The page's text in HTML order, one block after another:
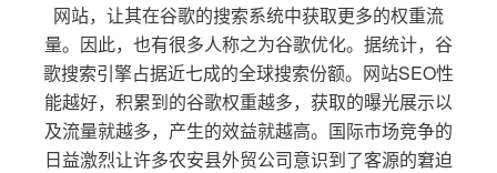
网站，让其在谷歌的搜索系统中获取更多的权重流
量。因此，也有很多人称之为谷歌优化。据统计，谷
歌搜索引擎占据近七成的全球搜索份额。网站SEO性
能越好，积累到的谷歌权重越多，获取的曝光展示以
及流量就越多，产生的效益就越高。国际市场竞争的
日益激烈让许多农安县外贸公司意识到了客源的窘迫